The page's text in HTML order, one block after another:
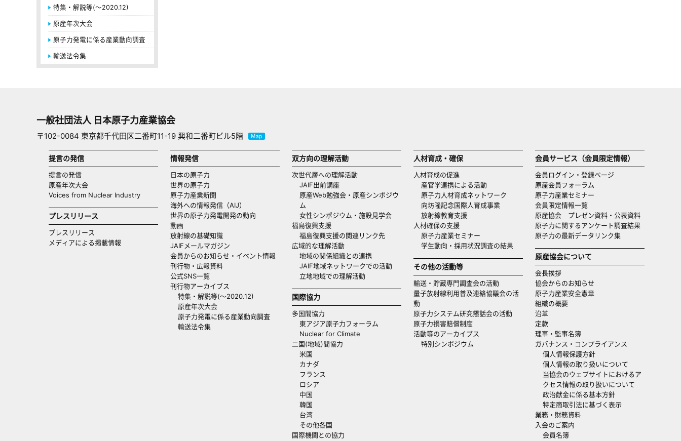
特集・解説等(～2020.12)
原産年次大会
原子力発電に係る産業動向調査
輸送法令集
一般社団法人 日本原子力産業協会
〒102-0084 東京都千代田区二番町11-19 興和二番町ビル5階
提言の発信
提言の発信
原産年次大会
Voices from Nuclear Industry
プレスリリース
プレスリリース
メディアによる掲載情報
情報発信
日本の原子力
世界の原子力
原子力産業新聞
海外への情報発信（AIJ）
世界の原子力発電開発の動向
動画
放射線の基礎知識
JAIFメールマガジン
会員からのお知らせ・イベント情報
刊行物・広報資料
公式SNS一覧
刊行物アーカイブス
特集・解説等(～2020.12)
原産年次大会
原子力発電に係る産業動向調査
輸送法令集
双方向の理解活動
次世代層への理解活動
JAIF出前講座
原産Web勉強会・原産シンポジウ
ム
女性シンポジウム・施設見学会
福島復興支援
福島復興支援の関連リンク先
広域的な理解活動
地域の関係組織との連携
JAIF地域ネットワークでの活動
立地地域での理解活動
国際協力
多国間協力
東アジア原子力フォーラム
Nuclear for Climate
二国(地域)間協力
米国
カナダ
フランス
ロシア
中国
韓国
台湾
その他各国
国際機関との協力
人材育成・確保
人材育成の促進
産官学連携による活動
原子力人材育成ネットワーク
向坊隆記念国際人育成事業
放射線教育支援
人材確保の支援
原子力産業セミナー
学生動向・採用状況調査の結果
その他の活動等
輸送・貯蔵専門調査会の活動
量子放射線利用普及連絡協議会の活
動
原子力システム研究懇話会の活動
原子力損害賠償制度
活動等のアーカイブス
特別シンポジウム
会員サービス（会員限定情報）
会員ログイン・登録ページ
原産会員フォーラム
原子力産業セミナー
会員限定情報一覧
原産協会 プレゼン資料・公表資料
原子力に関するアンケート調査結果
原子力の最新データリンク集
原産協会について
会長挨拶
協会からのお知らせ
原子力産業安全憲章
組織の概要
沿革
定款
理事・監事名簿
ガバナンス・コンプライアンス
個人情報保護方針
個人情報の取り扱いについて
当協会のウェブサイトにおけるア
クセス情報の取り扱いについて
政治献金に係る基本方針
特定商取引法に基づく表示
業務・財務資料
入会のご案内
会員名簿